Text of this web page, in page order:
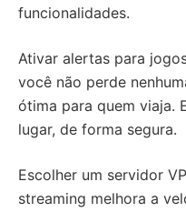
funcionalidades.
Ativar alertas para
você não perde
ótima para quem viaja.
lugar, de forma segura.
Escolher um servidor
streaming melhora a